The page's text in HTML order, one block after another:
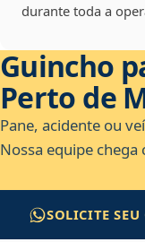
durante toda a
Guincho
Perto de
Pane, acidente ou
Nossa equipe chega
SOLICITE